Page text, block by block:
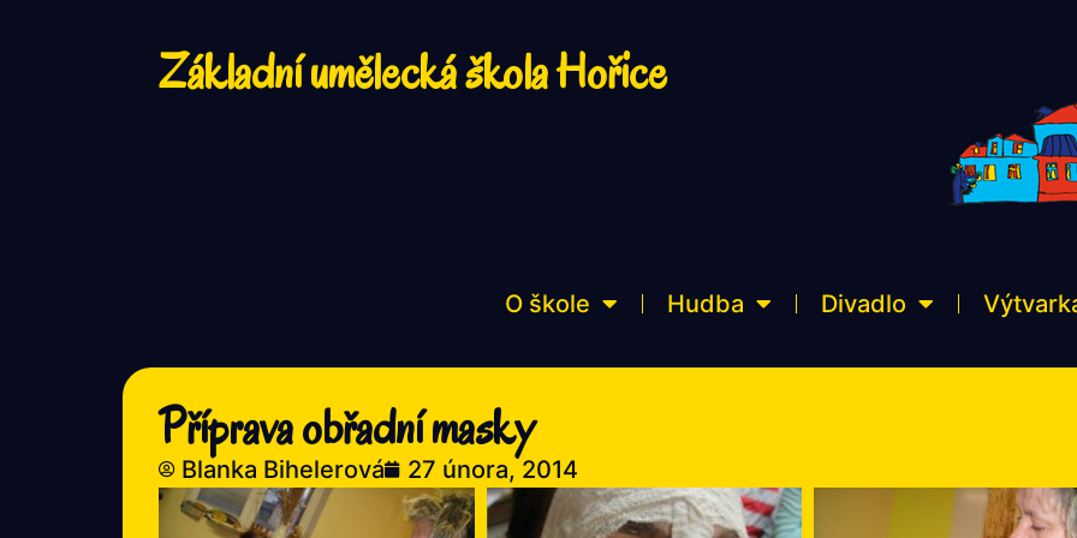
Základní umělecká škola Hořice
O škole Hudba Divadlo
Příprava obřadní masky
Blanka Bihelerová 27 února, 2014